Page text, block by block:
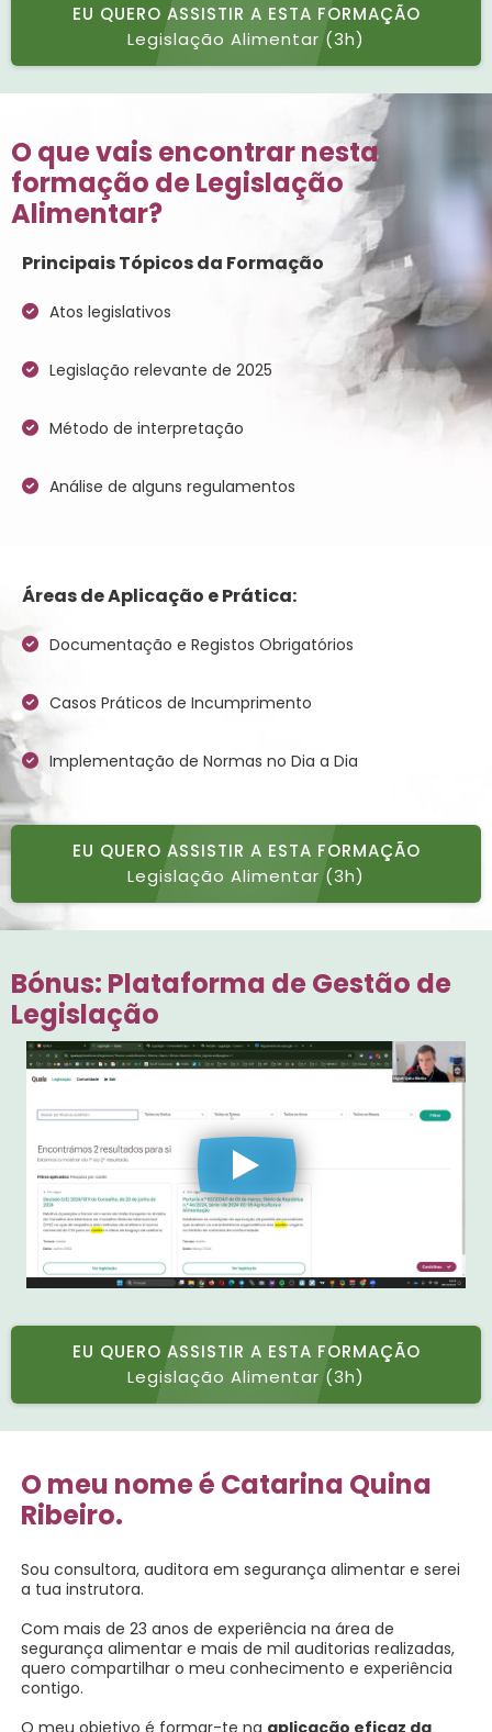
EU QUERO ASSISTIR A ESTA FORMAÇÃO
Legislação Alimentar (3h)
O que vais encontrar nesta
formação de Legislação
Alimentar?
Principais Tópicos da Formação
Atos legislativos
Legislação relevante de 2025
Método de interpretação
Análise de alguns regulamentos
Áreas de Aplicação e Prática:
Documentação e Registos Obrigatórios
Casos Práticos de Incumprimento
Implementação de Normas no Dia a Dia
EU QUERO ASSISTIR A ESTA FORMAÇÃO
Legislação Alimentar (3h)
Bónus: Plataforma de Gestão de
Legislação
EU QUERO ASSISTIR A ESTA FORMAÇÃO
Legislação Alimentar (3h)
O meu nome é Catarina Quina
Ribeiro.
Sou consultora, auditora em segurança alimentar e serei
a tua instrutora.
Com mais de 23 anos de experiência na área de
segurança alimentar e mais de mil auditorias realizadas,
quero compartilhar o meu conhecimento e experiência
contigo.